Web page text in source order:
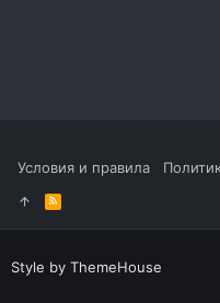
Условия и правила
R
S
S
Style by ThemeHouse